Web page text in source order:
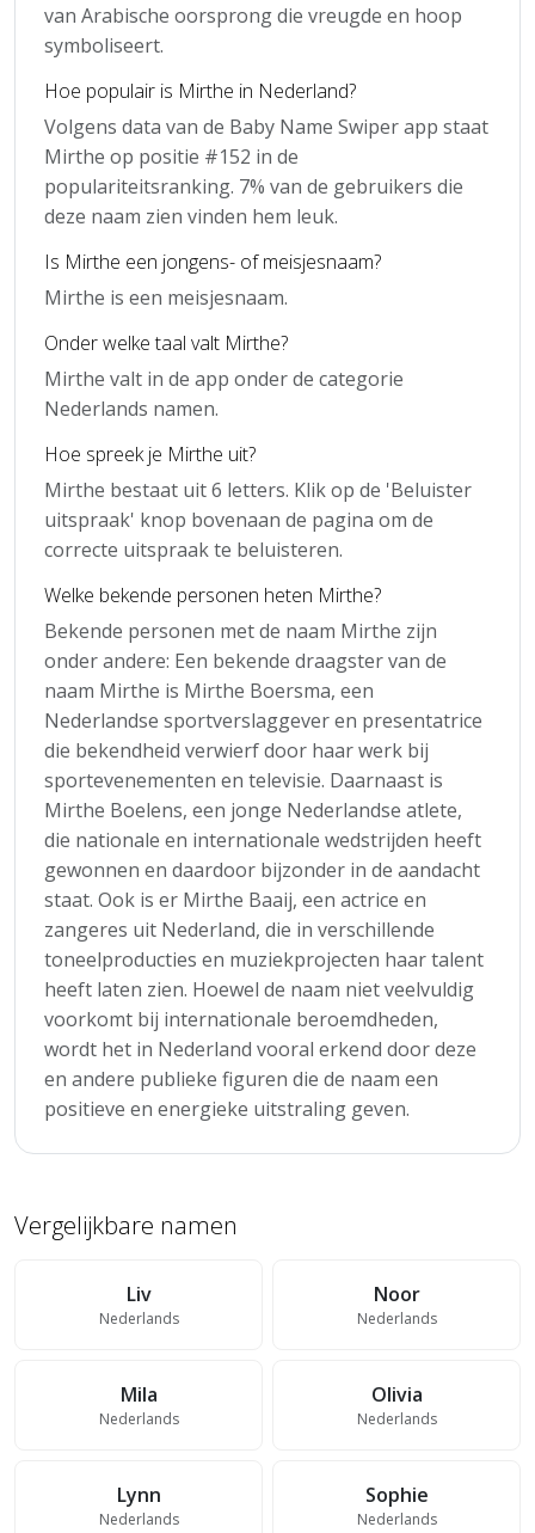
van Arabische oorsprong die vreugde en hoop
symboliseert.
Hoe populair is Mirthe in Nederland?
Volgens data van de Baby Name Swiper app staat
Mirthe op positie #152 in de
populariteitsranking. 7% van de gebruikers die
deze naam zien vinden hem leuk.
Is Mirthe een jongens- of meisjesnaam?
Mirthe is een meisjesnaam.
Onder welke taal valt Mirthe?
Mirthe valt in de app onder de categorie
Nederlands namen.
Hoe spreek je Mirthe uit?
Mirthe bestaat uit 6 letters. Klik op de 'Beluister
uitspraak' knop bovenaan de pagina om de
correcte uitspraak te beluisteren.
Welke bekende personen heten Mirthe?
Bekende personen met de naam Mirthe zijn
onder andere: Een bekende draagster van de
naam Mirthe is Mirthe Boersma, een
Nederlandse sportverslaggever en presentatrice
die bekendheid verwierf door haar werk bij
sportevenementen en televisie. Daarnaast is
Mirthe Boelens, een jonge Nederlandse atlete,
die nationale en internationale wedstrijden heeft
gewonnen en daardoor bijzonder in de aandacht
staat. Ook is er Mirthe Baaij, een actrice en
zangeres uit Nederland, die in verschillende
toneelproducties en muziekprojecten haar talent
heeft laten zien. Hoewel de naam niet veelvuldig
voorkomt bij internationale beroemdheden,
wordt het in Nederland vooral erkend door deze
en andere publieke figuren die de naam een
positieve en energieke uitstraling geven.
Vergelijkbare namen
Liv
Nederlands
Noor
Nederlands
Mila
Nederlands
Olivia
Nederlands
Lynn
Nederlands
Sophie
Nederlands